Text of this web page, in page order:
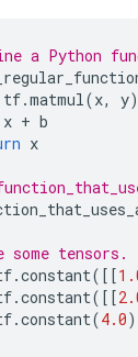
a Python
tf.matmul(x, y)
x + b
x
some tensors.
.constant([[
.constant([[
.constant(4.0)